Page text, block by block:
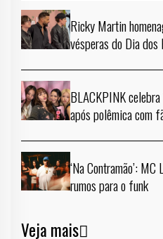
Ricky Martin
vésperas do Dia dos
BLACKPINK
após polêmica com
‘Na Contramão’:
rumos para o funk
Veja mais